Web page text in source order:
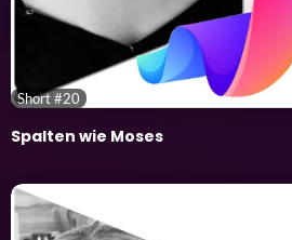
Short #20
Spalten wie Moses